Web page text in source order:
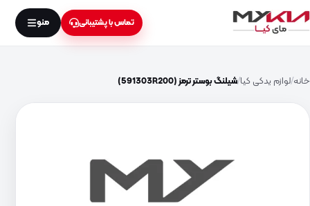
تماس با پشتیبانی منو
خانه لوازم یدکی کیا شیلنگ بوستر ترمز (591303R200)